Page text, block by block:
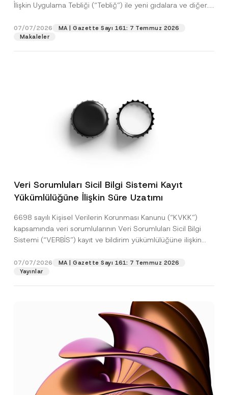
İlişkin Uygulama Tebliği (“Tebliğ”) ile yeni gıdalara ve diğer...
07/07/2026
MA | Gazette Sayı 161: 7 Temmuz 2026
Makaleler
Veri Sorumluları Sicil Bilgi Sistemi Kayıt
Yükümlülüğüne İlişkin Süre Uzatımı
6698 sayılı Kişisel Verilerin Korunması Kanunu (“KVKK”)
kapsamında veri sorumlularının Veri Sorumluları Sicil Bilgi
Sistemi (“VERBİS”) kayıt ve bildirim yükümlülüğüne ilişkin
07/07/2026
MA | Gazette Sayı 161: 7 Temmuz 2026
Yayınlar